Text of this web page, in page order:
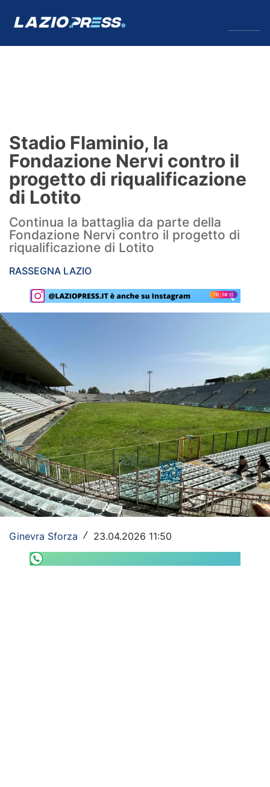
Formello
Infortuni
Primavera
Calciomercato
Rassegna Lazio
Social
Calcio
Serie A
Champions League
Europa League
Altri Sport
Formula 1
Tennis
SHOP LAZIO
Stadio Flaminio, la
Fondazione Nervi contro il
progetto di riqualificazione
di Lotito
Continua la battaglia da parte della
Fondazione Nervi contro il progetto di
riqualificazione di Lotito
RASSEGNA LAZIO
Ginevra Sforza / 23.04.2026 11:50